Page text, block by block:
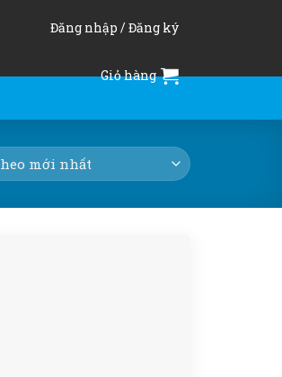
Đăng nhập / Đăng ký
Giỏ hàng